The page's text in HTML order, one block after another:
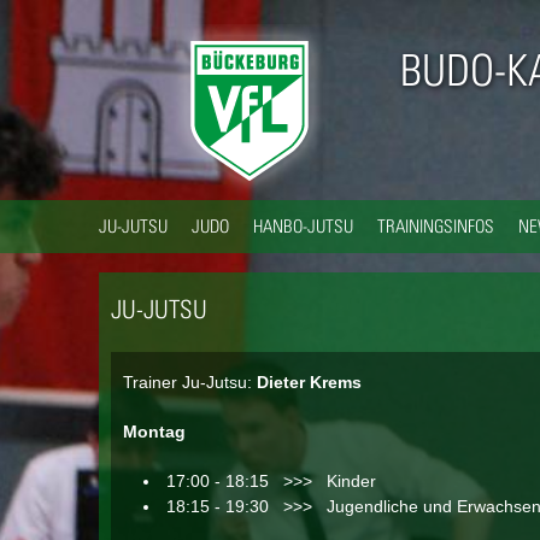
BUDO-
JU-JUTSU JUDO HANBO-JUTSU TRAININGSINFOS
JU-JUTSU
Trainer Ju-Jutsu: Dieter Krems
Montag
17:00 - 18:15 >>> Kinder
18:15 - 19:30 >>> Jugendliche und